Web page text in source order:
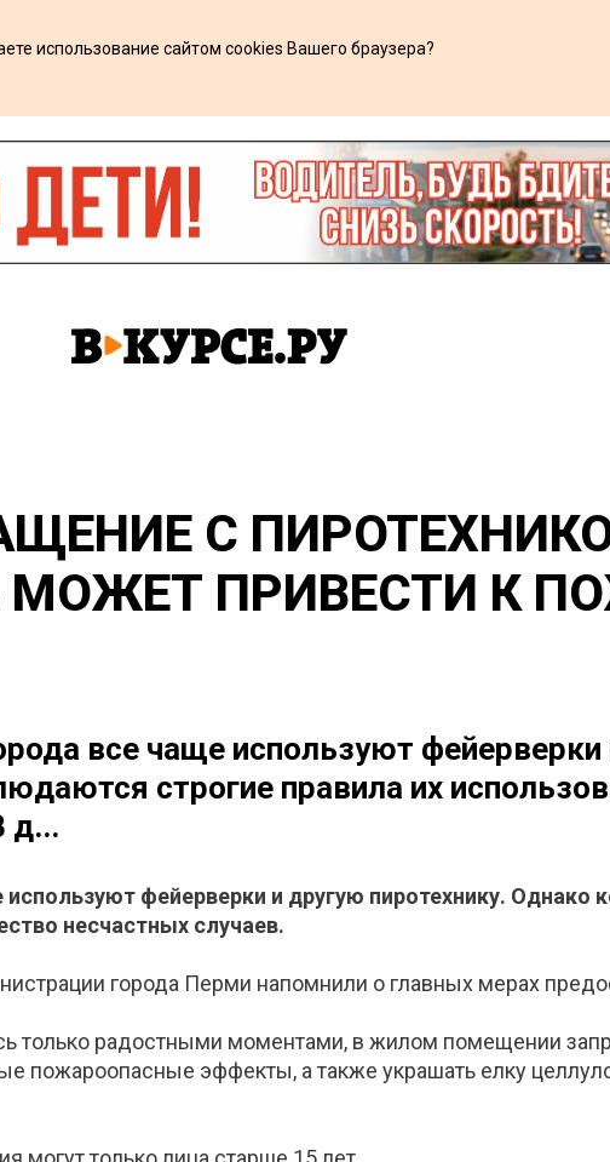
использование сайтом cookies Вашего браузера?
С
ПРИВЕСТИ К
все чаще используют фейерверки
строгие правила их
д...
фейерверки и другую пиротехнику. Однако
несчастных случаев.
города Перми напомнили о главных мерах
только радостными моментами, в жилом помещении
пожароопасные эффекты, а также украшать елку